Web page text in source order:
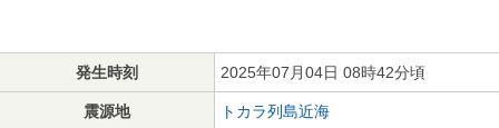
発生時刻 2025年07月04日 08時42分頃
震源地 トカラ列島近海